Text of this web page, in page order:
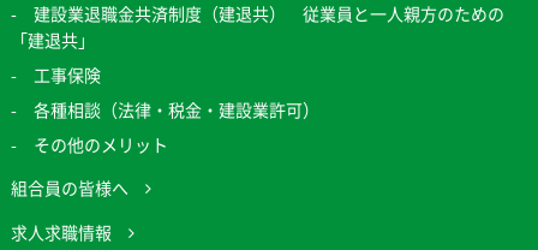
建設業退職金共済制度（建退共） 従業員と一人親方のための
「建退共」
工事保険
各種相談（法律・税金・建設業許可）
その他のメリット
組合員の皆様へ
求人求職情報